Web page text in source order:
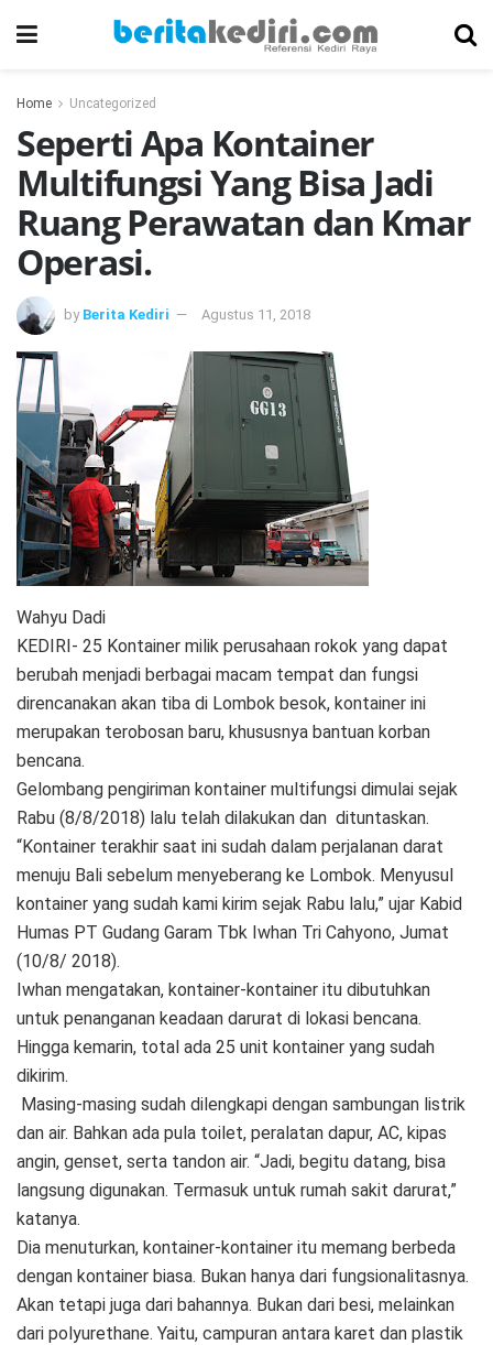
Home Uncategorized
Seperti Apa Kontainer
Multifungsi Yang Bisa Jadi
Ruang Perawatan dan Kmar
Operasi.
by Berita Kediri Agustus 11, 2018
Wahyu Dadi
KEDIRI- 25 Kontainer milik perusahaan rokok yang dapat
berubah menjadi berbagai macam tempat dan fungsi
direncanakan akan tiba di Lombok besok, kontainer ini
merupakan terobosan baru, khususnya bantuan korban
bencana.
Gelombang pengiriman kontainer multifungsi dimulai sejak
Rabu (8/8/2018) lalu telah dilakukan dan dituntaskan.
“Kontainer terakhir saat ini sudah dalam perjalanan darat
menuju Bali sebelum menyeberang ke Lombok. Menyusul
kontainer yang sudah kami kirim sejak Rabu lalu,” ujar Kabid
Humas PT Gudang Garam Tbk Iwhan Tri Cahyono, Jumat
(10/8/ 2018).
Iwhan mengatakan, kontainer-kontainer itu dibutuhkan
untuk penanganan keadaan darurat di lokasi bencana.
Hingga kemarin, total ada 25 unit kontainer yang sudah
dikirim.
Masing-masing sudah dilengkapi dengan sambungan listrik
dan air. Bahkan ada pula toilet, peralatan dapur, AC, kipas
angin, genset, serta tandon air. “Jadi, begitu datang, bisa
langsung digunakan. Termasuk untuk rumah sakit darurat,”
katanya.
Dia menuturkan, kontainer-kontainer itu memang berbeda
dengan kontainer biasa. Bukan hanya dari fungsionalitasnya.
Akan tetapi juga dari bahannya. Bukan dari besi, melainkan
dari polyurethane. Yaitu, campuran antara karet dan plastik